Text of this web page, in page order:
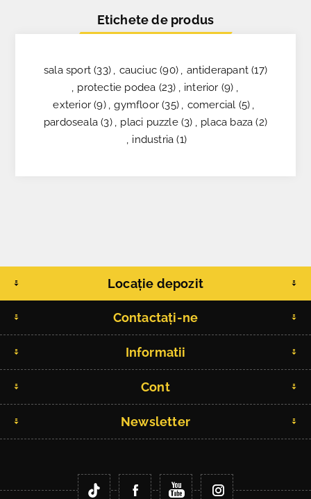
Etichete de produs
sala sport (33) , cauciuc (90) , antiderapant (17)
, protectie podea (23) , interior (9) ,
exterior (9) , gymfloor (35) , comercial (5) ,
pardoseala (3) , placi puzzle (3) , placa baza (2)
, industria (1)
Locație depozit
Contactați-ne
Informatii
Cont
Newsletter